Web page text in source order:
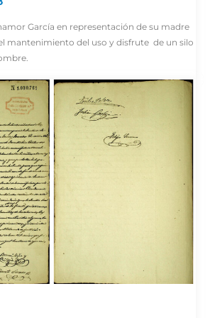
García en representación de su madre
mantenimiento del uso y disfrute de un silo